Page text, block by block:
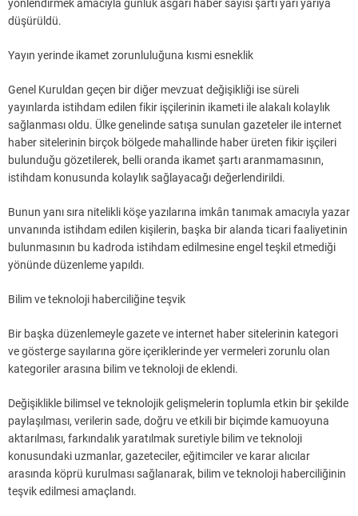
yönlendirmek amacıyla günlük asgari haber sayısı şartı yarı yarıya
düşürüldü.
Yayın yerinde ikamet zorunluluğuna kısmi esneklik
Genel Kuruldan geçen bir diğer mevzuat değişikliği ise süreli
yayınlarda istihdam edilen fikir işçilerinin ikameti ile alakalı kolaylık
sağlanması oldu. Ülke genelinde satışa sunulan gazeteler ile internet
haber sitelerinin birçok bölgede mahallinde haber üreten fikir işçileri
bulunduğu gözetilerek, belli oranda ikamet şartı aranmamasının,
istihdam konusunda kolaylık sağlayacağı değerlendirildi.
Bunun yanı sıra nitelikli köşe yazılarına imkân tanımak amacıyla yazar
unvanında istihdam edilen kişilerin, başka bir alanda ticari faaliyetinin
bulunmasının bu kadroda istihdam edilmesine engel teşkil etmediği
yönünde düzenleme yapıldı.
Bilim ve teknoloji haberciliğine teşvik
Bir başka düzenlemeyle gazete ve internet haber sitelerinin kategori
ve gösterge sayılarına göre içeriklerinde yer vermeleri zorunlu olan
kategoriler arasına bilim ve teknoloji de eklendi.
Değişiklikle bilimsel ve teknolojik gelişmelerin toplumla etkin bir şekilde
paylaşılması, verilerin sade, doğru ve etkili bir biçimde kamuoyuna
aktarılması, farkındalık yaratılmak suretiyle bilim ve teknoloji
konusundaki uzmanlar, gazeteciler, eğitimciler ve karar alıcılar
arasında köprü kurulması sağlanarak, bilim ve teknoloji haberciliğinin
teşvik edilmesi amaçlandı.